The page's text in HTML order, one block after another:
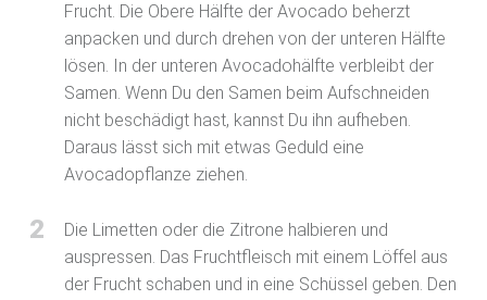
Frucht. Die Obere Hälfte der Avocado beherzt
anpacken und durch drehen von der unteren Hälfte
lösen. In der unteren Avocadohälfte verbleibt der
Samen. Wenn Du den Samen beim Aufschneiden
nicht beschädigt hast, kannst Du ihn aufheben.
Daraus lässt sich mit etwas Geduld eine
Avocadopflanze ziehen.
2
Die Limetten oder die Zitrone halbieren und
auspressen. Das Fruchtfleisch mit einem Löffel aus
der Frucht schaben und in eine Schüssel geben. Den